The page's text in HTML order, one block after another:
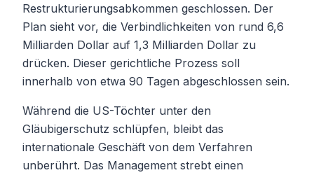
Restrukturierungsabkommen geschlossen. Der
Plan sieht vor, die Verbindlichkeiten von rund 6,6
Milliarden Dollar auf 1,3 Milliarden Dollar zu
drücken. Dieser gerichtliche Prozess soll
innerhalb von etwa 90 Tagen abgeschlossen sein.
Während die US-Töchter unter den
Gläubigerschutz schlüpfen, bleibt das
internationale Geschäft von dem Verfahren
unberührt. Das Management strebt einen